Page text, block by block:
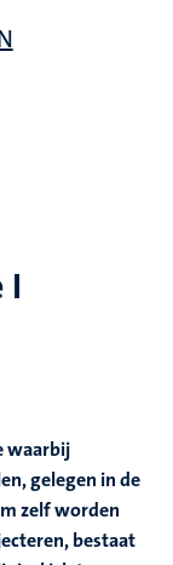
I
waarbij
gelegen in de
zelf worden
bestaat